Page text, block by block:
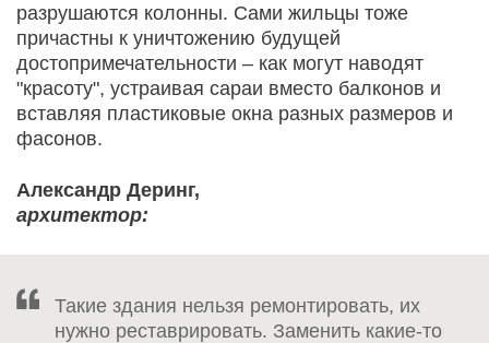
разрушаются колонны. Сами жильцы тоже
причастны к уничтожению будущей
достопримечательности – как могут наводят
"красоту", устраивая сараи вместо балконов и
вставляя пластиковые окна разных размеров и
фасонов.
Александр Деринг,
архитектор:
Такие здания нельзя ремонтировать, их
нужно реставрировать. Заменить какие-то